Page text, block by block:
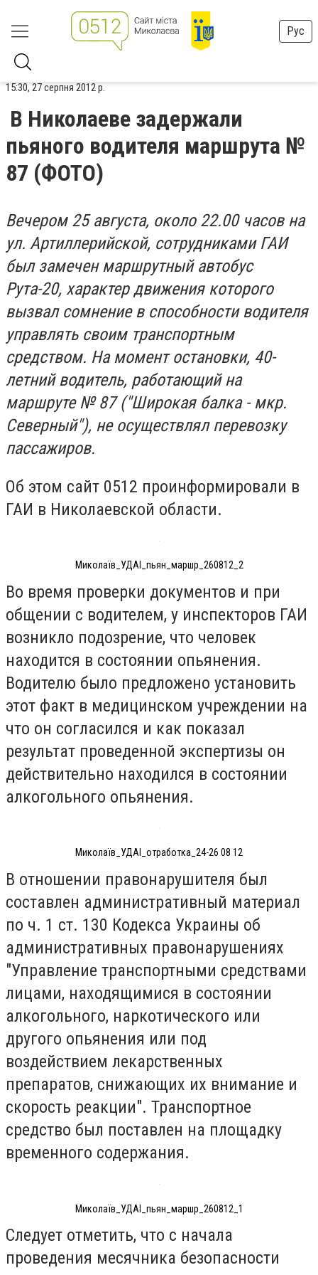
Рус
15:30, 27 серпня 2012 р.
В Николаеве задержали
пьяного водителя маршрута №
87 (ФОТО)
Вечером 25 августа, около 22.00 часов на
ул. Артиллерийской, сотрудниками ГАИ
был замечен маршрутный автобус
Рута-20, характер движения которого
вызвал сомнение в способности водителя
управлять своим транспортным
средством. На момент остановки, 40-
летний водитель, работающий на
маршруте № 87 ("Широкая балка - мкр.
Северный"), не осуществлял перевозку
пассажиров.
Об этом сайт 0512 проинформировали в
ГАИ в Николаевской области.
Миколаїв_УДАІ_пьян_маршр_260812_2
Во время проверки документов и при
общении с водителем, у инспекторов ГАИ
возникло подозрение, что человек
находится в состоянии опьянения.
Водителю было предложено установить
этот факт в медицинском учреждении на
что он согласился и как показал
результат проведенной экспертизы он
действительно находился в состоянии
алкогольного опьянения.
Миколаїв_УДАІ_отработка_24-26 08 12
В отношении правонарушителя был
составлен административный материал
по ч. 1 ст. 130 Кодекса Украины об
административных правонарушениях
"Управление транспортными средствами
лицами, находящимися в состоянии
алкогольного, наркотического или
другого опьянения или под
воздействием лекарственных
препаратов, снижающих их внимание и
скорость реакции". Транспортное
средство был поставлен на площадку
временного содержания.
Миколаїв_УДАІ_пьян_маршр_260812_1
Следует отметить, что с начала
проведения месячника безопасности